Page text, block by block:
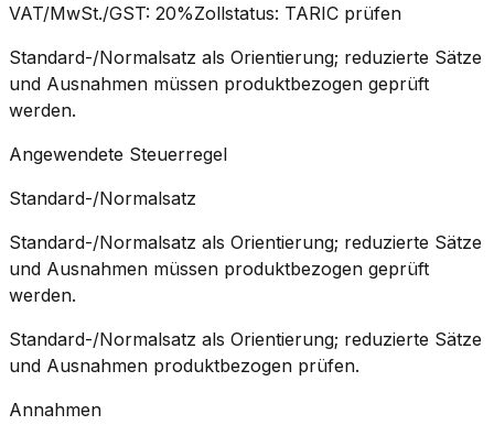
VAT/MwSt./GST: 20%Zollstatus: TARIC prüfen
Standard-/Normalsatz als Orientierung; reduzierte Sätze
und Ausnahmen müssen produktbezogen geprüft
werden.
Angewendete Steuerregel
Standard-/Normalsatz
Standard-/Normalsatz als Orientierung; reduzierte Sätze
und Ausnahmen müssen produktbezogen geprüft
werden.
Standard-/Normalsatz als Orientierung; reduzierte Sätze
und Ausnahmen produktbezogen prüfen.
Annahmen